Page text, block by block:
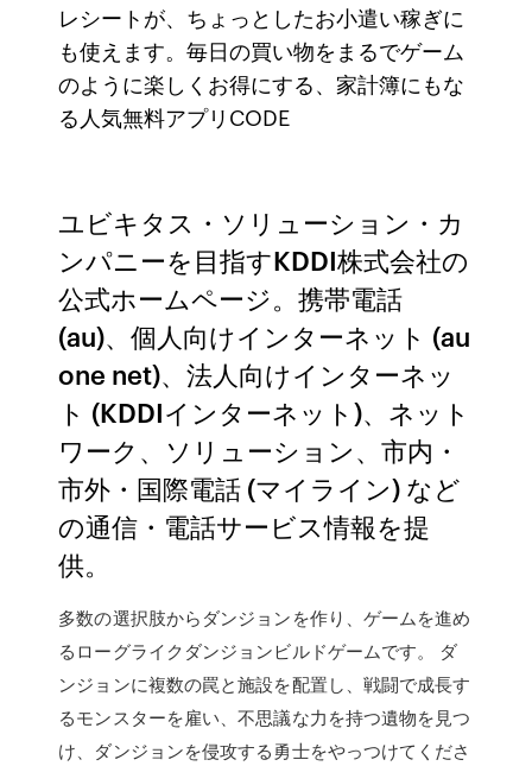
レシートが、ちょっとしたお小遣い稼ぎに
も使えます。毎日の買い物をまるでゲーム
のように楽しくお得にする、家計簿にもな
る人気無料アプリCODE
ユビキタス・ソリューション・カ
ンパニーを目指すKDDI株式会社の
公式ホームページ。携帯電話
(au)、個人向けインターネット (au
one net)、法人向けインターネッ
ト (KDDIインターネット)、ネット
ワーク、ソリューション、市内・
市外・国際電話 (マイライン) など
の通信・電話サービス情報を提
供。
‎多数の選択肢からダンジョンを作り、ゲームを進め
るローグライクダンジョンビルドゲームです。 ダ
ンジョンに複数の罠と施設を配置し、戦闘で成長す
るモンスターを雇い、不思議な力を持つ遺物を見つ
け、ダンジョンを侵攻する勇士をやっつけてくださ